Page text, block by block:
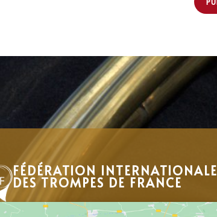
FÉDÉRATION INTERNATIONALE
DES TROMPES DE FRANCE